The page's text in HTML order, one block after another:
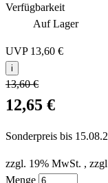
Verfügbarkeit
Auf Lager
UVP 13,60 €
i
13,60 €
12,65 €
Sonderpreis bis
zzgl. 19% MwSt. ,
Menge